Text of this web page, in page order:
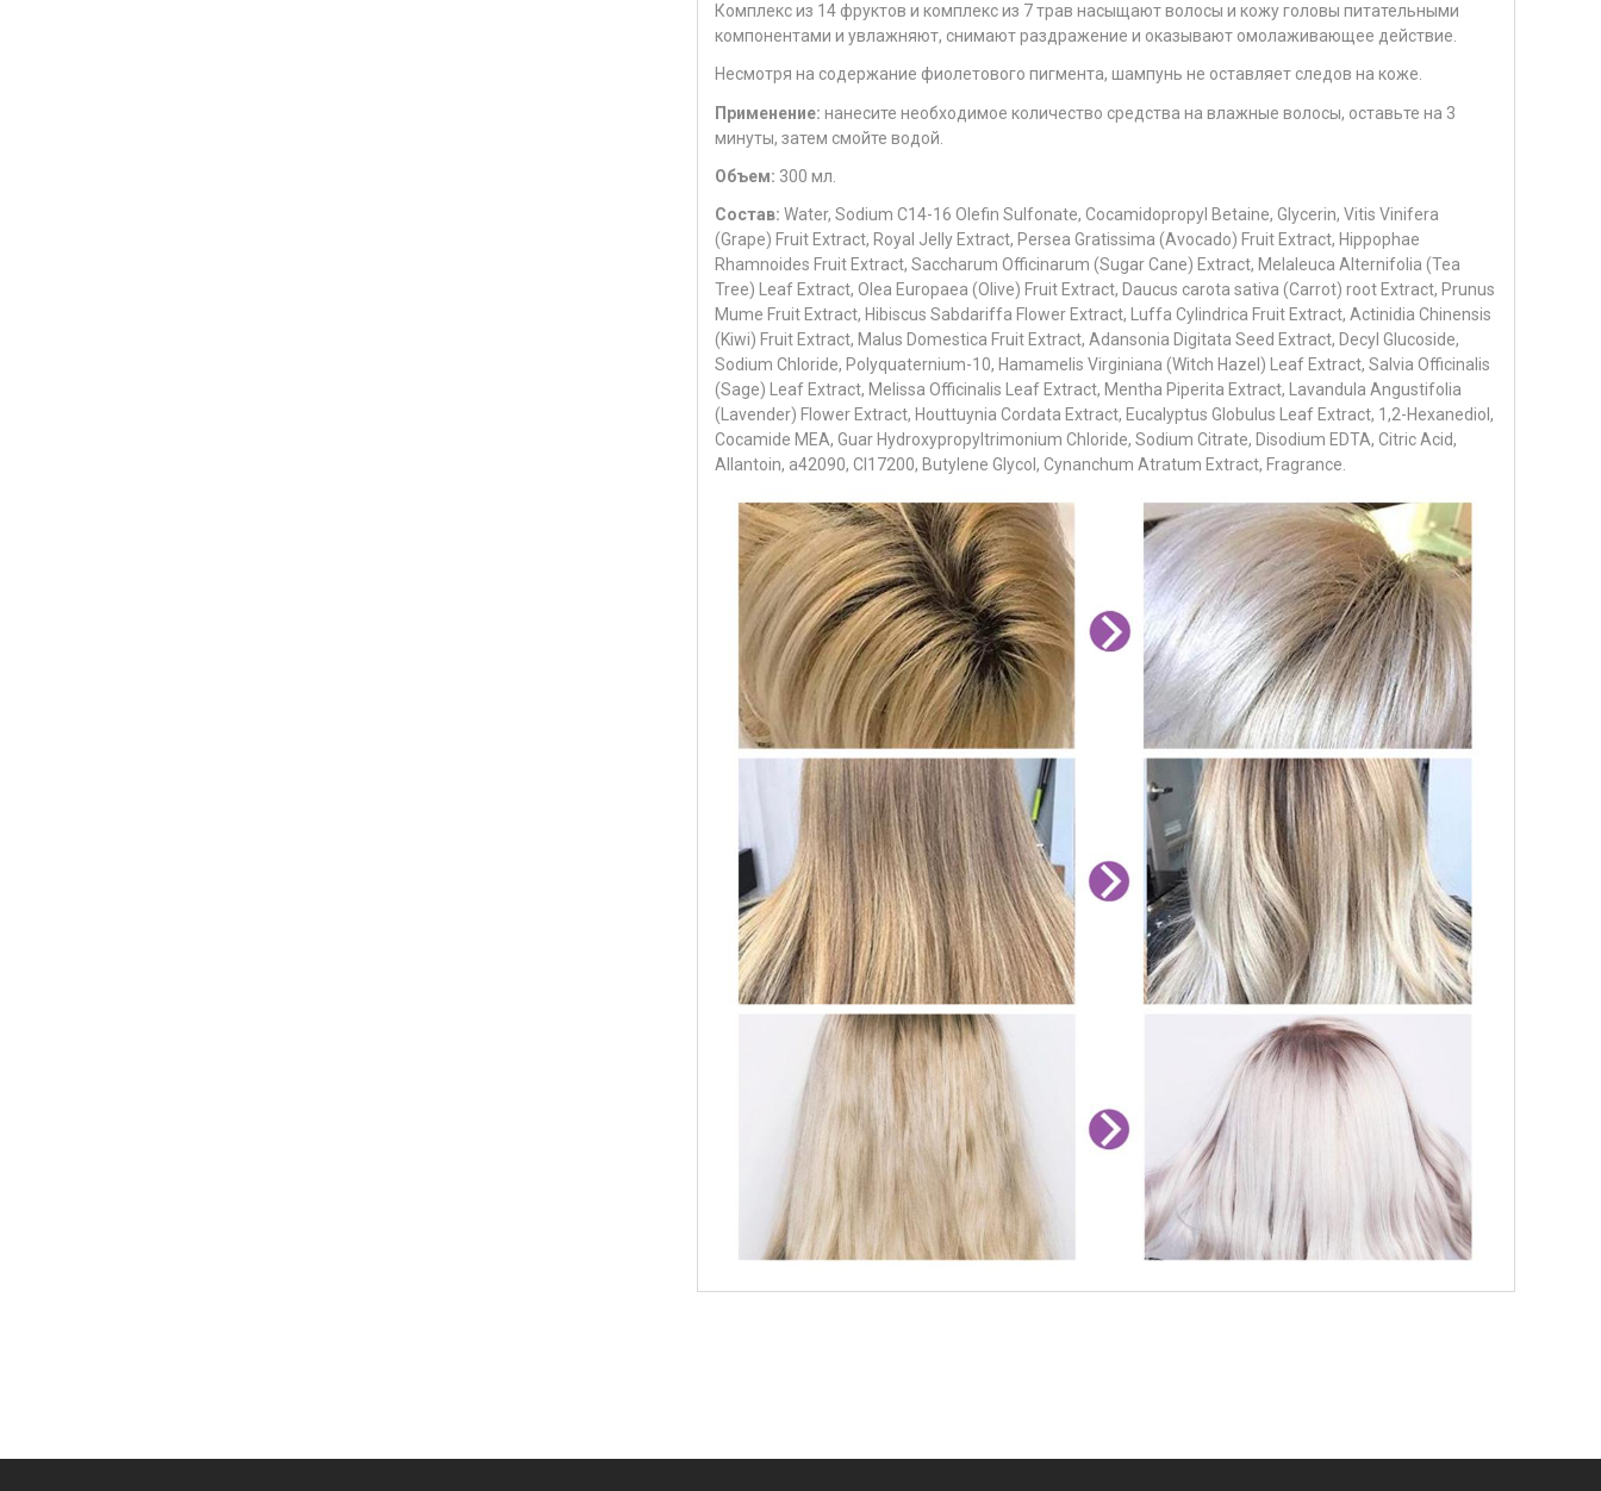
Комплекс из 14 фруктов и комплекс из 7 трав насыщают волосы и кожу головы питательными
компонентами и увлажняют, снимают раздражение и оказывают омолаживающее действие.
Несмотря на содержание фиолетового пигмента, шампунь не оставляет следов на коже.
Применение: нанесите необходимое количество средства на влажные волосы, оставьте на 3
минуты, затем смойте водой.
Объем: 300 мл.
Состав: Water, Sodium C14-16 Olefin Sulfonate, Cocamidopropyl Betaine, Glycerin, Vitis Vinifera
(Grape) Fruit Extract, Royal Jelly Extract, Persea Gratissima (Avocado) Fruit Extract, Hippophae
Rhamnoides Fruit Extract, Saccharum Officinarum (Sugar Cane) Extract, Melaleuca Alternifolia (Tea
Tree) Leaf Extract, Olea Europaea (Olive) Fruit Extract, Daucus carota sativa (Carrot) root Extract, Prunus
Mume Fruit Extract, Hibiscus Sabdariffa Flower Extract, Luffa Cylindrica Fruit Extract, Actinidia Chinensis
(Kiwi) Fruit Extract, Malus Domestica Fruit Extract, Adansonia Digitata Seed Extract, Decyl Glucoside,
Sodium Chloride, Polyquaternium-10, Hamamelis Virginiana (Witch Hazel) Leaf Extract, Salvia Officinalis
(Sage) Leaf Extract, Melissa Officinalis Leaf Extract, Mentha Piperita Extract, Lavandula Angustifolia
(Lavender) Flower Extract, Houttuynia Cordata Extract, Eucalyptus Globulus Leaf Extract, 1,2-Hexanediol,
Cocamide MEA, Guar Hydroxypropyltrimonium Chloride, Sodium Citrate, Disodium EDTA, Citric Acid,
Allantoin, a42090, CI17200, Butylene Glycol, Cynanchum Atratum Extract, Fragrance.